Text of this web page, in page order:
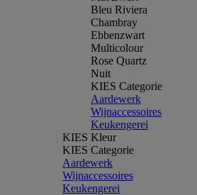
Bleu Riviera
Chambray
Ebbenzwart
Multicolour
Rose Quartz
Nuit
KIES Categorie
Aardewerk
Wijnaccessoires
Keukengerei
KIES Kleur
KIES Categorie
Aardewerk
Wijnaccessoires
Keukengerei